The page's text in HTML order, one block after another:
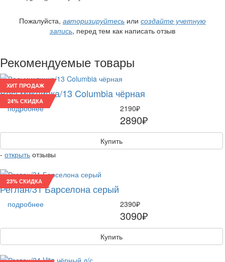
Пожалуйста, авторизируйтесь или создайте учетную
запись, перед тем как написать отзыв
Рекомендуемые товары
ХИТ ПРОДАЖ
24% СКИДКА
Восьмиклинка/13 Columbia чёрная
подробнее 2190₽
2890₽
Купить
- открыть отзывы
23% СКИДКА
Реглан/31 Барселона серый
подробнее 2390₽
3090₽
Купить